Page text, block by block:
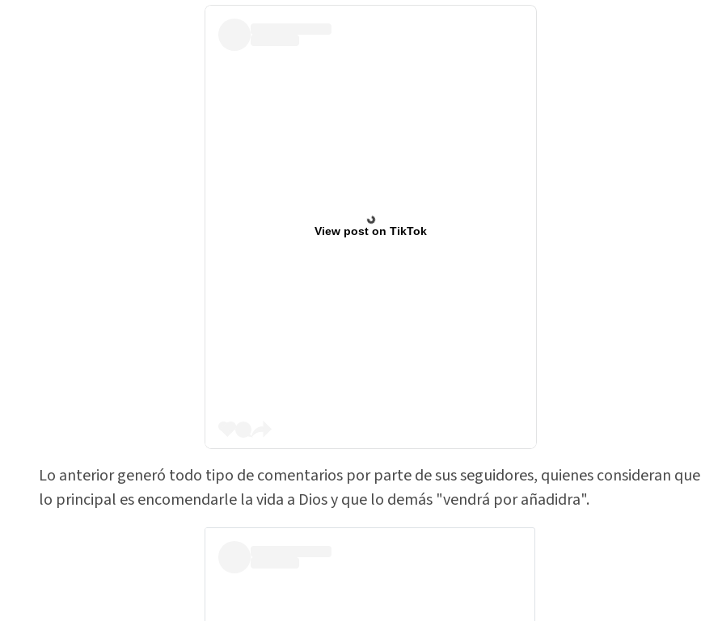
View post on TikTok
Lo anterior generó todo tipo de comentarios por parte de sus seguidores, quienes consideran que
lo principal es encomendarle la vida a Dios y que lo demás "vendrá por añadidra".